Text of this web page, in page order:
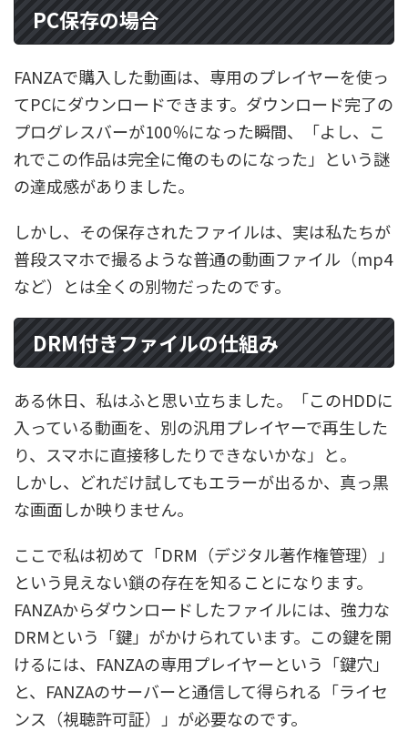
PC保存の場合
FANZAで購入した動画は、専用のプレイヤーを使っ
てPCにダウンロードできます。ダウンロード完了の
プログレスバーが100％になった瞬間、「よし、こ
れでこの作品は完全に俺のものになった」という謎
の達成感がありました。
しかし、その保存されたファイルは、実は私たちが
普段スマホで撮るような普通の動画ファイル（mp4
など）とは全くの別物だったのです。
DRM付きファイルの仕組み
ある休日、私はふと思い立ちました。「このHDDに
入っている動画を、別の汎用プレイヤーで再生した
り、スマホに直接移したりできないかな」と。
しかし、どれだけ試してもエラーが出るか、真っ黒
な画面しか映りません。
ここで私は初めて「DRM（デジタル著作権管理）」
という見えない鎖の存在を知ることになります。
FANZAからダウンロードしたファイルには、強力な
DRMという「鍵」がかけられています。この鍵を開
けるには、FANZAの専用プレイヤーという「鍵穴」
と、FANZAのサーバーと通信して得られる「ライセ
ンス（視聴許可証）」が必要なのです。